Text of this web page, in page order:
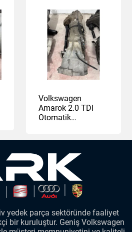
Volkswagen
Amarok 2.0 TDI
Otomatik
yedek parça sektöründe faaliyet
bir kuruluştur. Geniş Volkswagen